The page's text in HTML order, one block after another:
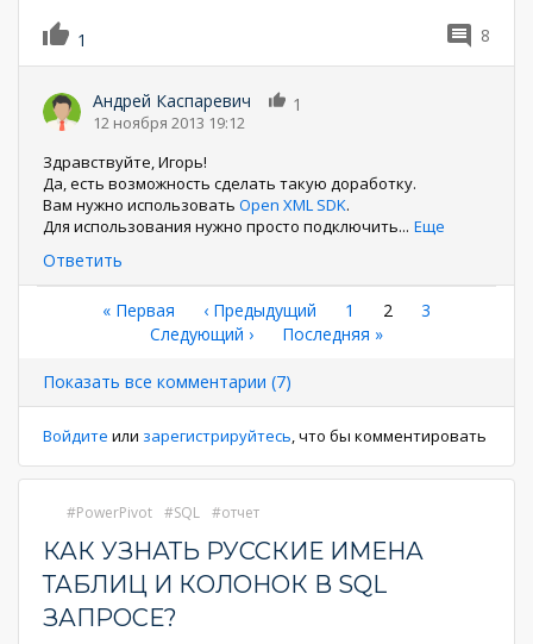
1 8
Андрей Каспаревич
12 ноября 2013 19:12
1
Здравствуйте, Игорь!
Да, есть возможность сделать такую доработку.
Вам нужно использовать Open XML SDK.
Для использования нужно просто подключить... Еще
Ответить
Нумерация
страниц
Первая
страница
« Первая ←
‹ Предыдущий Страница
1
Текущая
2 Страница
3
Следующая
Следующий ›
Последняя
Последняя »
Показать все комментарии (7)
Войдите или зарегистрируйтесь, что бы комментировать
PowerPivot SQL отчет
КАК УЗНАТЬ РУССКИЕ ИМЕНА
ТАБЛИЦ И КОЛОНОК В SQL
ЗАПРОСЕ?